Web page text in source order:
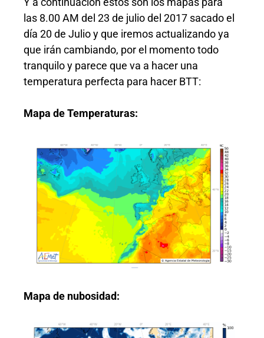
las 8.00 AM del 23 de julio del 2017 sacado el
día 20 de Julio y que iremos actualizando ya
que irán cambiando, por el momento todo
tranquilo y parece que va a hacer una
temperatura perfecta para hacer BTT:
Mapa de Temperaturas:
Mapa de nubosidad: